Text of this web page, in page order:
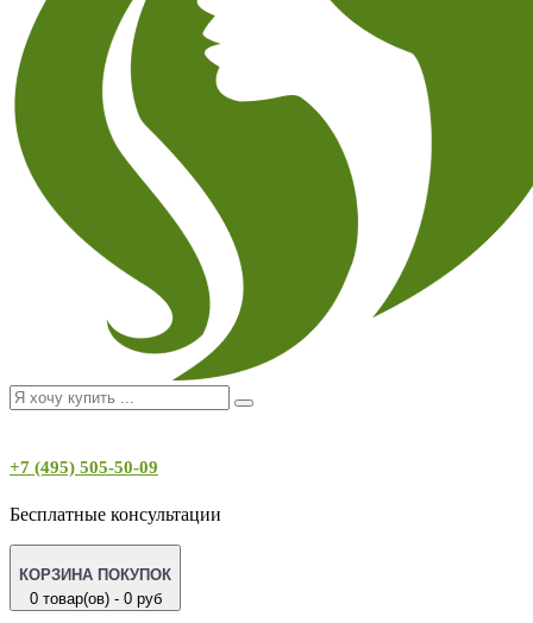
+7 (495) 505-50-09
Бесплатные консультации
КОРЗИНА ПОКУПОК
0 товар(ов) - 0 руб